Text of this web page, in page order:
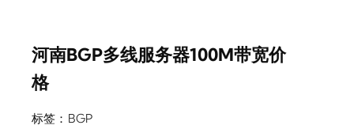
河南BGP多线服务器100M带宽价
格
标签： BGP